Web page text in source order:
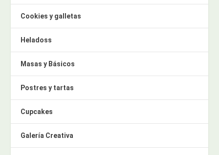
Cookies y galletas
Heladoss
Masas y Básicos
Postres y tartas
Cupcakes
Galería Creativa